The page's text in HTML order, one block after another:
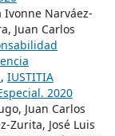
Ivonne Narváez-
Juan Carlos
, IUSTITIA
2020
Juan Carlos
Zurita, José Luis